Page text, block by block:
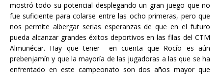
mostró todo su potencial desplegando un gran juego que no
fue suficiente para colarse entre las ocho primeras, pero que
nos permite albergar serias esperanzas de que en el futuro
pueda alcanzar grandes éxitos deportivos en las filas del CTM
Almuñécar. Hay que tener en cuenta que Rocío es aún
prebenjamín y que la mayoría de las jugadoras a las que se ha
enfrentado en este campeonato son dos años mayor que